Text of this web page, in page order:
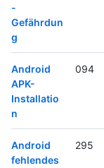
-
Gefährdun
g
Android
APK-
Installatio
n
094
Android
fehlendes
295